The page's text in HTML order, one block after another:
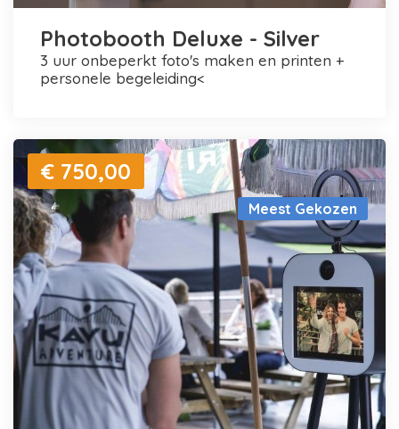
Photobooth Deluxe - Silver
3 uur onbeperkt foto's maken en printen +
personele begeleiding<
Meest Gekozen
€ 750,00